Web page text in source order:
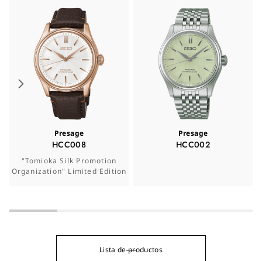
Presage
HCC008
"Tomioka Silk Promotion
Organization" Limited Edition
Presage
HCC002
Lista de productos